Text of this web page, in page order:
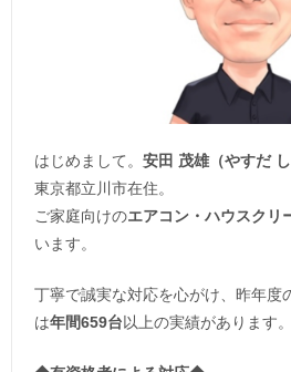
はじめまして。 安田 茂雄（やすだ し
東京都立川市在住。
ご家庭向けのエアコン・ハウスクリ
います。
丁寧で誠実な対応を心がけ、昨年度
は年間659台以上の実績があります。